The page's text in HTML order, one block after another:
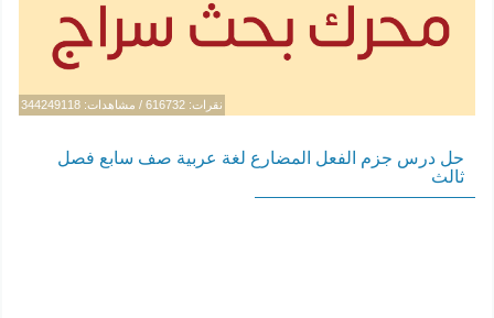
نقرات: 616732 / مشاهدات: 344249118
حل درس جزم الفعل المضارع لغة عربية صف سابع فصل
ثالث